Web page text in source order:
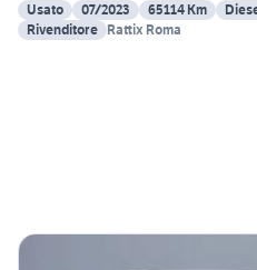
Usato
07/2023 65114 Km
Rivenditore Rattix Roma